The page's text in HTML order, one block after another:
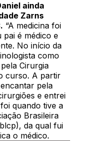
ainda
Zarns
“A medicina foi
pai é médico e
No início da
como
Cirurgia
curso. A partir
pela
e entrei
quando tive a
Brasileira
da qual fui
o médico.